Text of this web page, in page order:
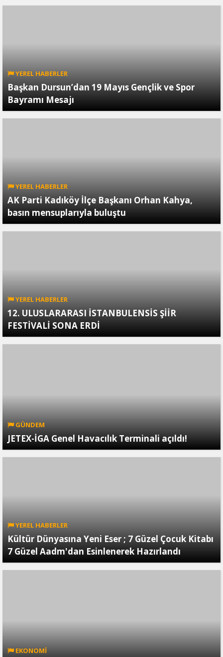
YEREL HABERLER
Başkan Dursun’dan 19 Mayıs Gençlik ve Spor
Bayramı Mesajı
YEREL HABERLER
AK Parti Kadıköy İlçe Başkanı Orhan Kahya,
basın mensuplarıyla buluştu
YEREL HABERLER
12. ULUSLARARASI İSTANBULENSİS ŞİİR
FESTİVALİ SONA ERDİ
GÜNDEM
JETEX-İGA Genel Havacılık Terminali açıldı!
YEREL HABERLER
Kültür Dünyasına Yeni Eser ; 7 Güzel Çocuk Kitabı
7 Güzel Aadm'dan Esinlenerek Hazırlandı
EKONOMİ